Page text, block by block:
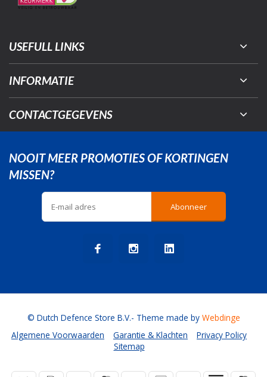
USEFULL LINKS
INFORMATIE
CONTACTGEGEVENS
NOOIT MEER PROMOTIES OF KORTINGEN
MISSEN?
Abonneer
Algemene Voorwaarden Garantie & Klachten
Privacy Policy
Sitemap
© Dutch Defence Store B.V.- Theme made by Webdinge